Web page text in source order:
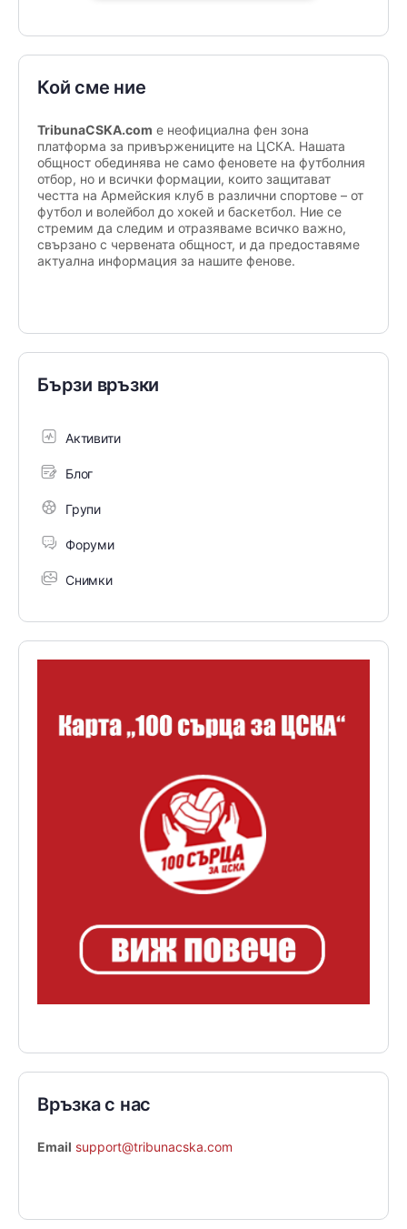
Кой сме ние
TribunaCSKA.com е неофициална фен зона
платформа за привържениците на ЦСКА. Нашата
общност обединява не само феновете на футболния
отбор, но и всички формации, които защитават
честта на Армейския клуб в различни спортове – от
футбол и волейбол до хокей и баскетбол. Ние се
стремим да следим и отразяваме всичко важно,
свързано с червената общност, и да предоставяме
актуална информация за нашите фенове.
Бързи връзки
Активити
Блог
Групи
Форуми
Снимки
Връзка с нас
Email support@tribunacska.com